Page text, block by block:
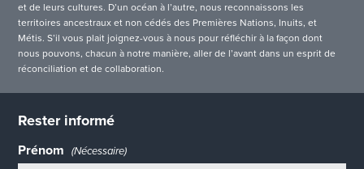
et de leurs cultures. D’un océan à l’autre, nous reconnaissons les
territoires ancestraux et non cédés des Premières Nations, Inuits, et
Métis. S’il vous plait joignez-vous à nous pour réfléchir à la façon dont
nous pouvons, chacun à notre manière, aller de l’avant dans un esprit de
réconciliation et de collaboration.
Rester informé
Prénom (Nécessaire)